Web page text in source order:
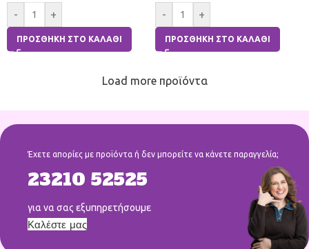
-
+
ΠΡΟΣΘΉΚΗ ΣΤΟ ΚΑΛΆΘΙ
-
+
ΠΡΟΣΘΉΚΗ ΣΤΟ ΚΑΛΆΘΙ
Load more προϊόντα
Έχετε απορίες με προϊόντα ή δεν μπορείτε να κάνετε παραγγελία;
23210 52525
για να σας εξυπηρετήσουμε
Καλέστε μας